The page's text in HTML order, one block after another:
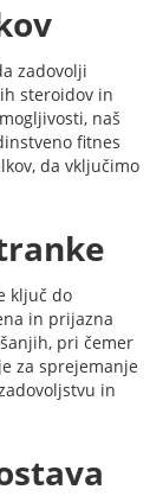
zadovolji
steroidov in
naš
fitnes
da vključimo
ključ do
in prijazna
pri čemer
za sprejemanje
in